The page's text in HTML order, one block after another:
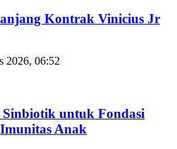
Kontrak Vinicius Jr
2026, 06:52
Sinbiotik untuk Fondasi
Anak